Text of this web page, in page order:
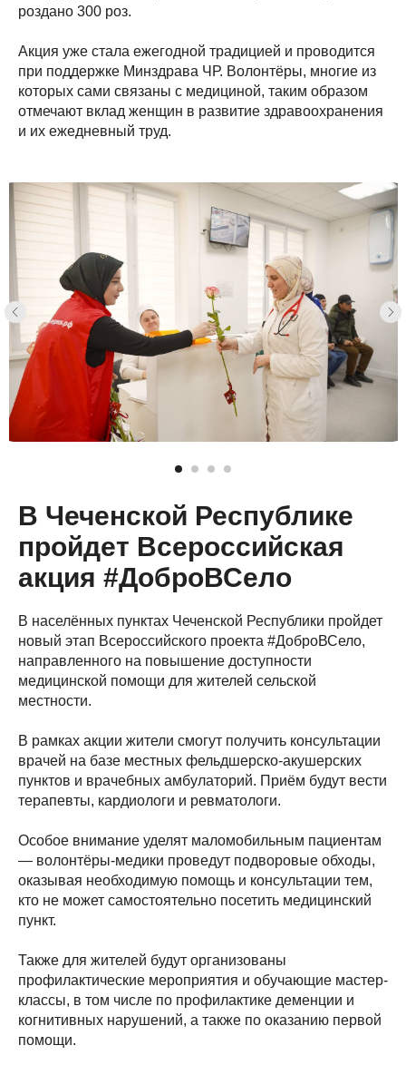
роздано 300 роз.
Акция уже стала ежегодной традицией и проводится
при поддержке Минздрава ЧР. Волонтёры, многие из
которых сами связаны с медициной, таким образом
отмечают вклад женщин в развитие здравоохранения
и их ежедневный труд.
В Чеченской Республике
пройдет Всероссийская
акция #ДоброВСело
В населённых пунктах Чеченской Республики пройдет
новый этап Всероссийского проекта #ДоброВСело,
направленного на повышение доступности
медицинской помощи для жителей сельской
местности.
В рамках акции жители смогут получить консультации
врачей на базе местных фельдшерско-акушерских
пунктов и врачебных амбулаторий. Приём будут вести
терапевты, кардиологи и ревматологи.
Особое внимание уделят маломобильным пациентам
— волонтёры-медики проведут подворовые обходы,
оказывая необходимую помощь и консультации тем,
кто не может самостоятельно посетить медицинский
пункт.
Также для жителей будут организованы
профилактические мероприятия и обучающие мастер-
классы, в том числе по профилактике деменции и
когнитивных нарушений, а также по оказанию первой
помощи.